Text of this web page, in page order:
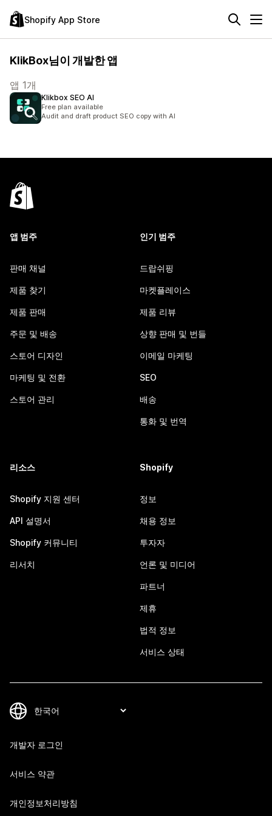
Shopify App Store
KlikBox님이 개발한 앱
앱 1개
Klikbox SEO AI
Free plan available
Audit and draft product SEO copy with AI
앱 범주
판매 채널
제품 찾기
제품 판매
주문 및 배송
스토어 디자인
마케팅 및 전환
스토어 관리
인기 범주
드랍쉬핑
마켓플레이스
제품 리뷰
상향 판매 및 번들
이메일 마케팅
SEO
배송
통화 및 번역
리소스
Shopify 지원 센터
API 설명서
Shopify 커뮤니티
리서치
Shopify
정보
채용 정보
투자자
언론 및 미디어
파트너
제휴
법적 정보
서비스 상태
개발자 로그인
서비스 약관
개인정보처리방침